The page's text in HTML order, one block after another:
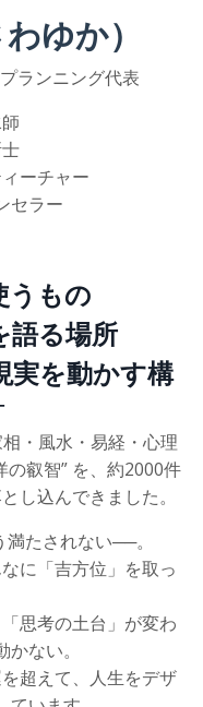
ゆか）
ランニング代表
ーチャー
セラー
うもの
語る場所
実を動かす構
・風水・易経・心理
の叡智” を、約2000件
し込んできました。
たされない──。
に「吉方位」を取っ
思考の土台」が変わ
ない。
超えて、人生をデザ